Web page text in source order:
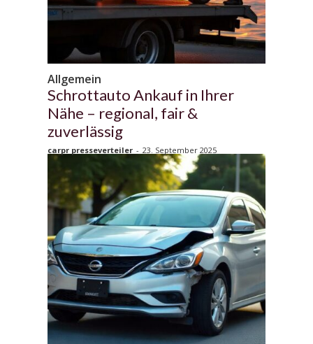
Allgemein
Schrottauto Ankauf in Ihrer
Nähe – regional, fair &
zuverlässig
carpr presseverteiler - 23. September 2025